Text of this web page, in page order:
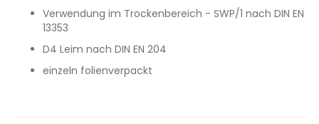
Verwendung im Trockenbereich - SWP/1 nach DIN EN
13353
D4 Leim nach DIN EN 204
einzeln folienverpackt